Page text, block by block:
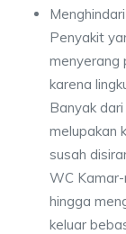
Penyakit
menyerang
karena
Banyak
melupakan
susah
WC
hingga
keluar